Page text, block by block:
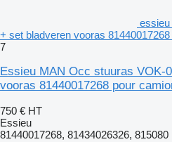
+ set bladveren vooras
7
Essieu MAN Occ stuuras VOK-
vooras 81440017268 pour
750 € HT
Essieu
81440017268, 81434026326, 815080